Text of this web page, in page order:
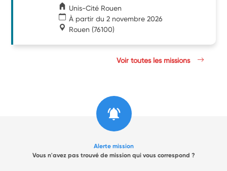
Unis-Cité Rouen
À partir du 2 novembre 2026
Rouen (76100)
Voir toutes les missions
Alerte mission
Vous n'avez pas trouvé de mission qui vous correspond ?